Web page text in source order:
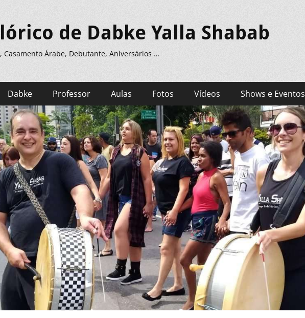
de Dabke Yalla Shabab
Casamento Árabe, Debutante, Aniversários …
Dabke Professor Aulas Fotos Vídeos Shows e Eventos